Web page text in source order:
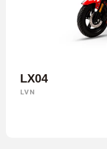
LX04
LVN